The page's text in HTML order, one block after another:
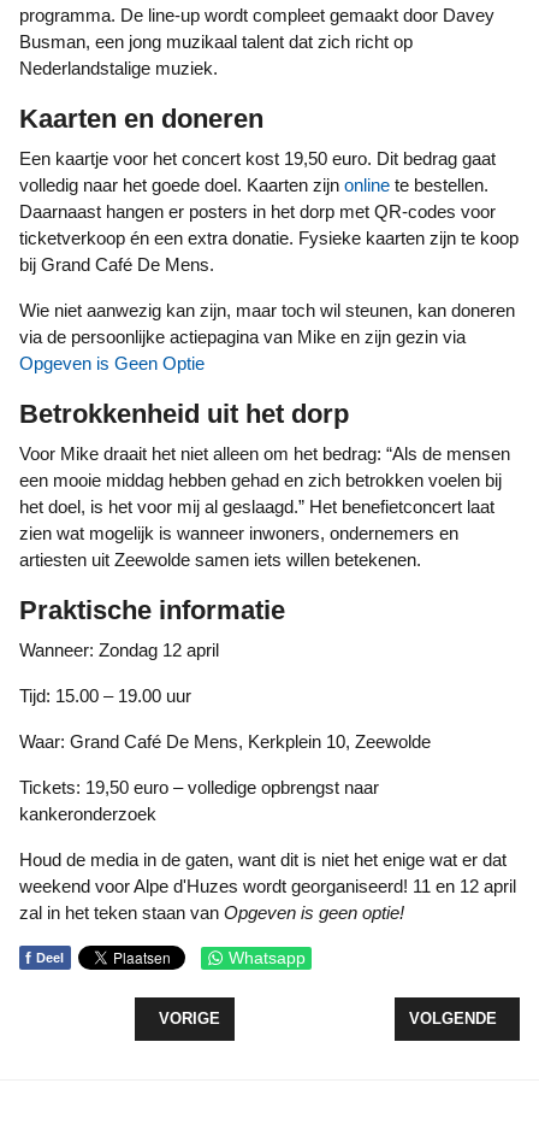
programma. De line-up wordt compleet gemaakt door Davey
Busman, een jong muzikaal talent dat zich richt op
Nederlandstalige muziek.
Kaarten en doneren
Een kaartje voor het concert kost 19,50 euro. Dit bedrag gaat
volledig naar het goede doel. Kaarten zijn online te bestellen.
Daarnaast hangen er posters in het dorp met QR-codes voor
ticketverkoop én een extra donatie. Fysieke kaarten zijn te koop
bij Grand Café De Mens.
Wie niet aanwezig kan zijn, maar toch wil steunen, kan doneren
via de persoonlijke actiepagina van Mike en zijn gezin via
Opgeven is Geen Optie
Betrokkenheid uit het dorp
Voor Mike draait het niet alleen om het bedrag: “Als de mensen
een mooie middag hebben gehad en zich betrokken voelen bij
het doel, is het voor mij al geslaagd.” Het benefietconcert laat
zien wat mogelijk is wanneer inwoners, ondernemers en
artiesten uit Zeewolde samen iets willen betekenen.
Praktische informatie
Wanneer: Zondag 12 april
Tijd: 15.00 – 19.00 uur
Waar: Grand Café De Mens, Kerkplein 10, Zeewolde
Tickets: 19,50 euro – volledige opbrengst naar
kankeronderzoek
Houd de media in de gaten, want dit is niet het enige wat er dat
weekend voor Alpe d'Huzes wordt georganiseerd! 11 en 12 april
zal in het teken staan van Opgeven is geen optie!
f Deel Whatsapp
VORIG ARTIKEL: EREPENNING VOOR DE HEER
VORIGE VOLGENDE
VOLGENDE